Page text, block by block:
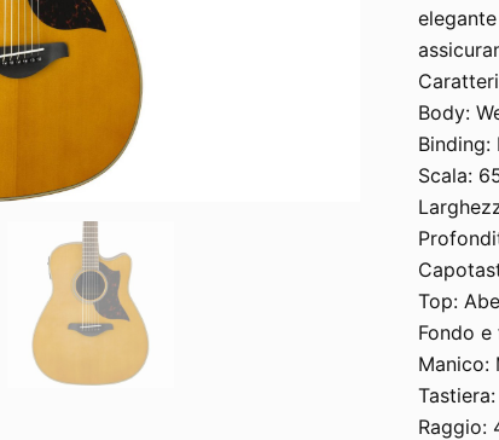
Body:
Binding:
Scala:
Top:
Fondo
Manico:
Raggio: